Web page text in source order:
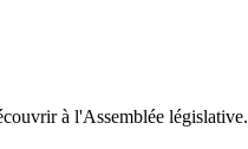
à l'Assemblée législative.